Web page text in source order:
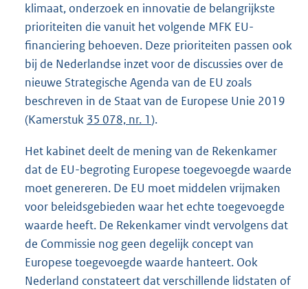
klimaat, onderzoek en innovatie de belangrijkste
prioriteiten die vanuit het volgende MFK EU-
financiering behoeven. Deze prioriteiten passen ook
bij de Nederlandse inzet voor de discussies over de
nieuwe Strategische Agenda van de EU zoals
beschreven in de Staat van de Europese Unie 2019
(Kamerstuk 35 078, nr. 1).
Het kabinet deelt de mening van de Rekenkamer
dat de EU-begroting Europese toegevoegde waarde
moet genereren. De EU moet middelen vrijmaken
voor beleidsgebieden waar het echte toegevoegde
waarde heeft. De Rekenkamer vindt vervolgens dat
de Commissie nog geen degelijk concept van
Europese toegevoegde waarde hanteert. Ook
Nederland constateert dat verschillende lidstaten of